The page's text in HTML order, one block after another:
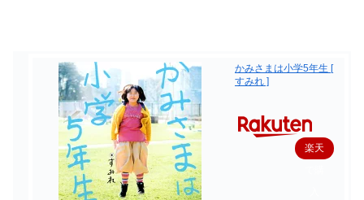
かみさまは小学5年生 [
すみれ ]
楽天